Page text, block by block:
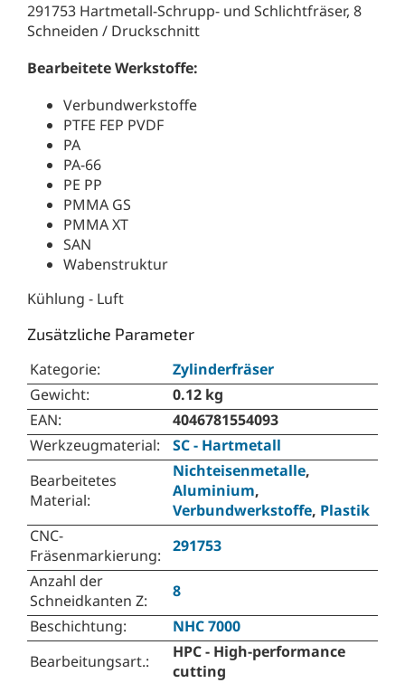
291753 Hartmetall-Schrupp- und Schlichtfräser, 8
Schneiden / Druckschnitt
Bearbeitete Werkstoffe:
Verbundwerkstoffe
PTFE FEP PVDF
PA
PA-66
PE PP
PMMA GS
PMMA XT
SAN
Wabenstruktur
Kühlung - Luft
Zusätzliche Parameter
Kategorie:
Zylinderfräser
Gewicht:
0.12 kg
EAN:
4046781554093
Werkzeugmaterial:
SC - Hartmetall
Bearbeitetes
Material:
Nichteisenmetalle,
Aluminium,
Verbundwerkstoffe, Plastik
CNC-
Fräsenmarkierung:
291753
Anzahl der
Schneidkanten Z:
8
Beschichtung:
NHC 7000
Bearbeitungsart.:
HPC - High-performance
cutting